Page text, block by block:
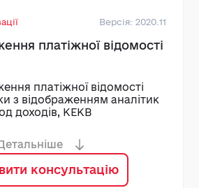
Версія: 2020.11
платіжної відомості
платіжної відомості
з відображенням аналітик
доходів, КЕКВ
консультацію